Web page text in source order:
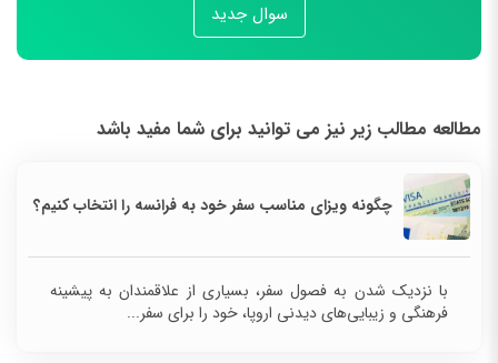
سوال جدید
مطالعه مطالب زیر نیز می توانید برای شما مفید باشد
چگونه ویزای مناسب سفر خود به فرانسه را انتخاب کنیم؟
با نزدیک شدن به فصول سفر، بسیاری از علاقمندان به پیشینه
فرهنگی و زیبایی‌های دیدنی اروپا، خود را برای سفر...